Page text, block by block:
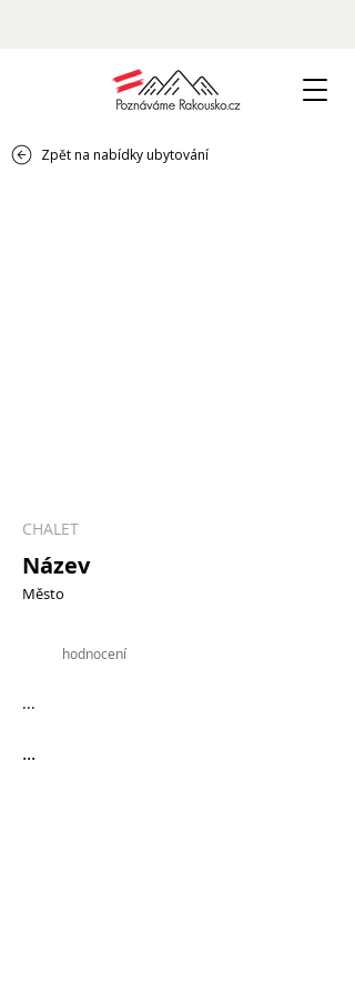
Zpět na nabídky ubytování
CHALET
Název
Město
hodnocení
...
...